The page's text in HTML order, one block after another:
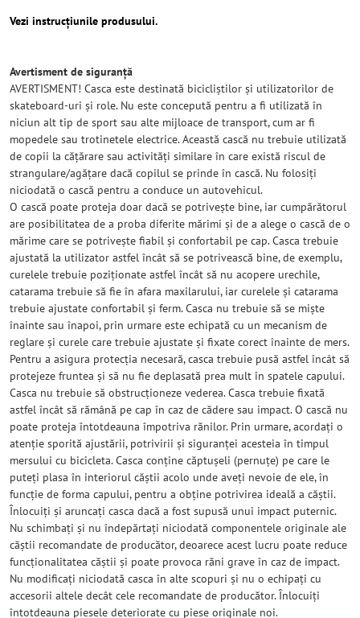
Vezi instrucțiunile produsului.
Avertisment de siguranță
AVERTISMENT! Casca este destinată bicicliștilor și utilizatorilor de
skateboard-uri și role. Nu este concepută pentru a fi utilizată în
niciun alt tip de sport sau alte mijloace de transport, cum ar fi
mopedele sau trotinetele electrice. Această cască nu trebuie utilizată
de copii la cățărare sau activități similare în care există riscul de
strangulare/agățare dacă copilul se prinde în cască. Nu folosiți
niciodată o cască pentru a conduce un autovehicul.
O cască poate proteja doar dacă se potrivește bine, iar cumpărătorul
are posibilitatea de a proba diferite mărimi și de a alege o cască de o
mărime care se potrivește fiabil și confortabil pe cap. Casca trebuie
ajustată la utilizator astfel încât să se potrivească bine, de exemplu,
curelele trebuie poziționate astfel încât să nu acopere urechile,
catarama trebuie să fie în afara maxilarului, iar curelele și catarama
trebuie ajustate confortabil și ferm. Casca nu trebuie să se miște
înainte sau înapoi, prin urmare este echipată cu un mecanism de
reglare și curele care trebuie ajustate și fixate corect înainte de mers.
Pentru a asigura protecția necesară, casca trebuie pusă astfel încât să
protejeze fruntea și să nu fie deplasată prea mult în spatele capului.
Casca nu trebuie să obstrucționeze vederea. Casca trebuie fixată
astfel încât să rămână pe cap în caz de cădere sau impact. O cască nu
poate proteja întotdeauna împotriva rănilor. Prin urmare, acordați o
atenție sporită ajustării, potrivirii și siguranței acesteia în timpul
mersului cu bicicleta. Casca conține căptușeli (pernuțe) pe care le
puteți plasa în interiorul căștii acolo unde aveți nevoie de ele, în
funcție de forma capului, pentru a obține potrivirea ideală a căștii.
Înlocuiți și aruncați casca dacă a fost supusă unui impact puternic.
Nu schimbați și nu îndepărtați niciodată componentele originale ale
căștii recomandate de producător, deoarece acest lucru poate reduce
funcționalitatea căștii și poate provoca răni grave în caz de impact.
Nu modificați niciodată casca în alte scopuri și nu o echipați cu
accesorii altele decât cele recomandate de producător. Înlocuiți
întotdeauna piesele deteriorate cu piese originale noi.